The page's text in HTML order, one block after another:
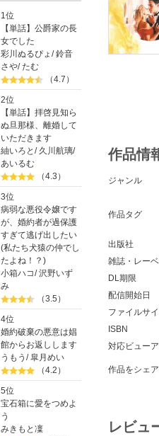
1位
【単話】公爵家の長
女でした
彩川ぬるぴょ /鈴音
さや/たむ
（4.7）
2位
【単話】拝啓見知ら
ぬ旦那様、離婚して
いただきます
紬いろと / 久川航璃/
あいるむ
（4.3）
3位
病弱な悪役令嬢です
が、婚約者が過保護
すぎて逃げ出したい
(私たち犬猿の仲でし
たよね！？)
小箱ハコ/沢野いず
み
（3.5）
4位
婚約破棄の悪意は娼
館からお返しします
うもう /皐月めい
（4.2）
5位
宝石箱に愛をつめよ
う
みきもと凜
作品情
ジャンル
作品タグ
出版社
雑誌・レー
DL期限
配信開始日
ファイルサ
ISBN
対応ビューア
作品をシェ
レビュ